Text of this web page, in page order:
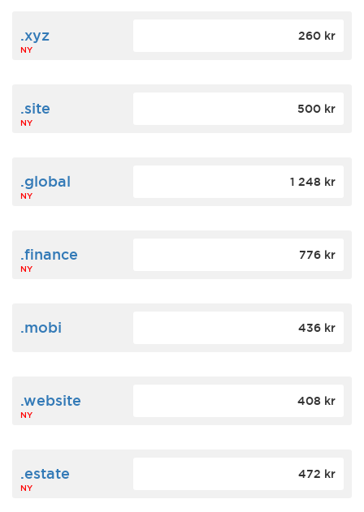
.xyz
NY
260 kr
.site
NY
500 kr
.global
NY
1 248 kr
.finance
NY
776 kr
.mobi 436 kr
.website
NY
408 kr
.estate
NY
472 kr